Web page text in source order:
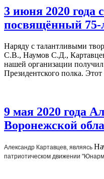
3 июня 2020 года
посвящённый 75-
Наряду с талантливыми
С.В., Наумов С.Д.,
нашей организации
Президентского полка.
9 мая 2020 года
Воронежской
Александр Картавцев, являясь
патриотическом движении